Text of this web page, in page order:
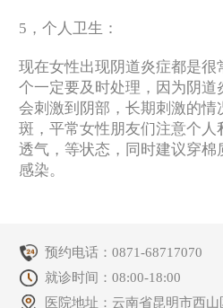
5，个人卫生：
现在女性出现阴道炎症都是
个一定要及时处理，因为阴道
会刺激到阴部，长期刺激的情
斑，平常女性朋友们注意个人
透气，等状态，同时建议穿棉
感染。
预约电话：0871-68717070
就诊时间：08:00-18:00
医院地址：云南省昆明市西